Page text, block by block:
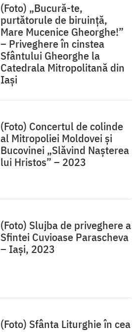
(Foto) „Bucură-te,
purtătorule de biruință,
Mare Mucenice Gheorghe!”
– Priveghere în cinstea
Sfântului Gheorghe la
Catedrala Mitropolitană din
Iași
(Foto) Concertul de colinde
al Mitropoliei Moldovei și
Bucovinei „Slăvind Nașterea
lui Hristos” – 2023
(Foto) Slujba de priveghere a
Sfintei Cuvioase Parascheva
– Iași, 2023
(Foto) Sfânta Liturghie în cea